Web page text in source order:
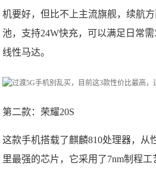
机要好，但比不上主流旗舰，续航
池，支持24W快充，可以满足日常
线性马达。
第二款：荣耀20S
这款手机搭载了麒麟810处理器，从
里最强的芯片，它采用了7nm制程